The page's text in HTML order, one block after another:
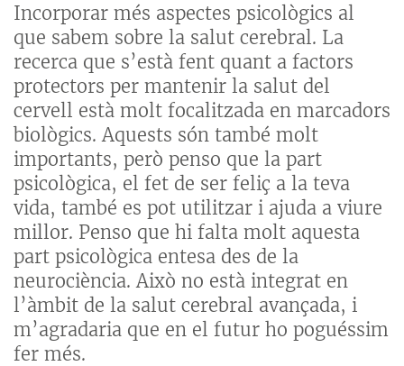
Incorporar més aspectes psicològics al
que sabem sobre la salut cerebral. La
recerca que s’està fent quant a factors
protectors per mantenir la salut del
cervell està molt focalitzada en marcadors
biològics. Aquests són també molt
importants, però penso que la part
psicològica, el fet de ser feliç a la teva
vida, també es pot utilitzar i ajuda a viure
millor. Penso que hi falta molt aquesta
part psicològica entesa des de la
neurociència. Això no està integrat en
l’àmbit de la salut cerebral avançada, i
m’agradaria que en el futur ho poguéssim
fer més.